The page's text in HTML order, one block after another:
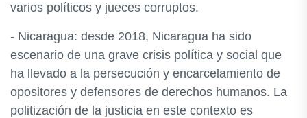
varios políticos y jueces corruptos.
- Nicaragua: desde 2018, Nicaragua ha sido
escenario de una grave crisis política y social que
ha llevado a la persecución y encarcelamiento de
opositores y defensores de derechos humanos. La
politización de la justicia en este contexto es